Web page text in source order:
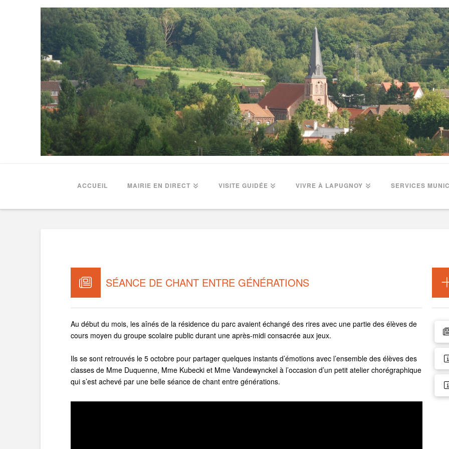
ACCUEIL MAIRIE EN DIRECT VISITE GUIDÉE VIVRE À LAPUGNOY SERVICES
SÉANCE DE CHANT ENTRE GÉNÉRATIONS
Au début du mois, les aînés de la résidence du parc avaient échangé des rires avec une partie des élèves de
cours moyen du groupe scolaire public durant une après-midi consacrée aux jeux.
Ils se sont retrouvés le 5 octobre pour partager quelques instants d’émotions avec l’ensemble des élèves des
classes de Mme Duquenne, Mme Kubecki et Mme Vandewynckel à l’occasion d’un petit atelier chorégraphique
qui s’est achevé par une belle séance de chant entre générations.